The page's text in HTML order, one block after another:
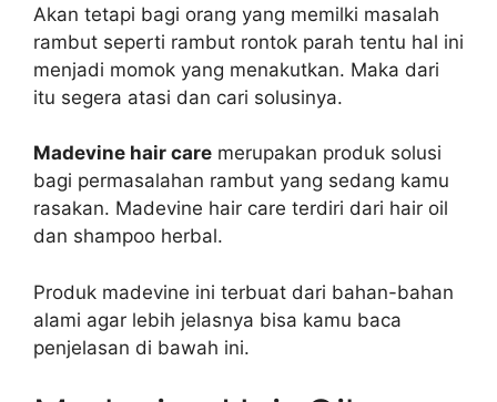
Akan tetapi bagi orang yang memilki masalah
rambut seperti rambut rontok parah tentu hal ini
menjadi momok yang menakutkan. Maka dari
itu segera atasi dan cari solusinya.
Madevine hair care merupakan produk solusi
bagi permasalahan rambut yang sedang kamu
rasakan. Madevine hair care terdiri dari hair oil
dan shampoo herbal.
Produk madevine ini terbuat dari bahan-bahan
alami agar lebih jelasnya bisa kamu baca
penjelasan di bawah ini.